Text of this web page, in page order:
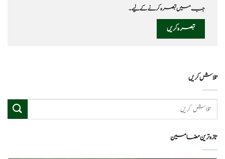
جب میں تبصرہ کرنے کےلیے۔
تلاش کریں
تازہ ترین مضامین